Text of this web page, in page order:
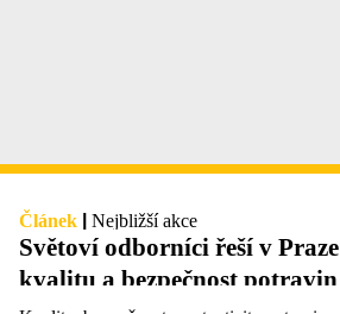
Článek Nejbližší akce
Světoví odborníci řeší v Praze
kvalitu a bezpečnost potravin